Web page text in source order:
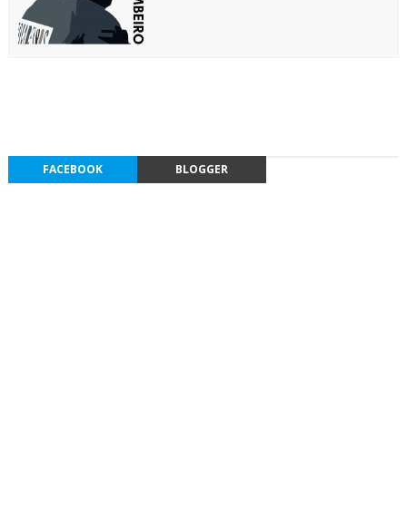
FACEBOOK BLOGGER